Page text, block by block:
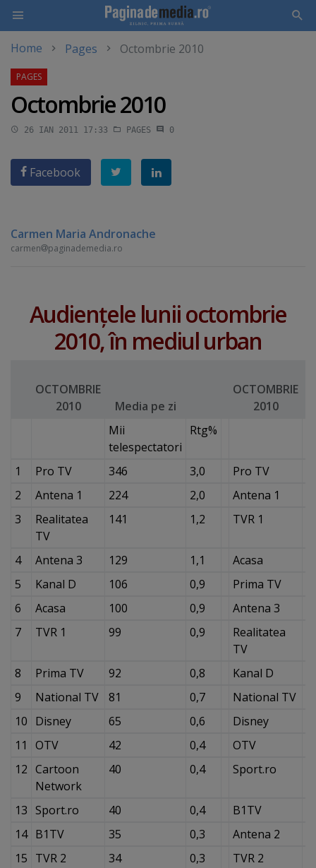
content
Home Pages Octombrie 2010
Octombrie 2010
26 IAN 2011 17:33 PAGES 0
Facebook
Carmen Maria Andronache
carmen paginademedia.ro
Audienţele lunii octombrie
2010, în mediul urban
OCTOMBRIE
2010
Media pe zi
OCTOMBRIE
2010
Mii
telespectatori
Rtg%
1
Pro TV 346 3,0 Pro TV
2
Antena 1 224 2,0 Antena 1
3
Realitatea
TV
141 1,2 TVR 1
4 Antena 3 129 1,1 Acasa
5
Kanal D 106 0,9 Prima TV
6
Acasa 100 0,9 Antena 3
7
TVR 1 99 0,9
Realitatea
TV
8 Prima TV 92 0,8 Kanal D
9
National TV 81 0,7 National TV
10 Disney 65 0,6 Disney
11
OTV 42 0,4 OTV
12 Cartoon
Network
40 0,4 Sport.ro
13 Sport.ro 40 0,4 B1TV
14 B1TV 35 0,3 Antena 2
15 TVR 2 34 0,3 TVR 2